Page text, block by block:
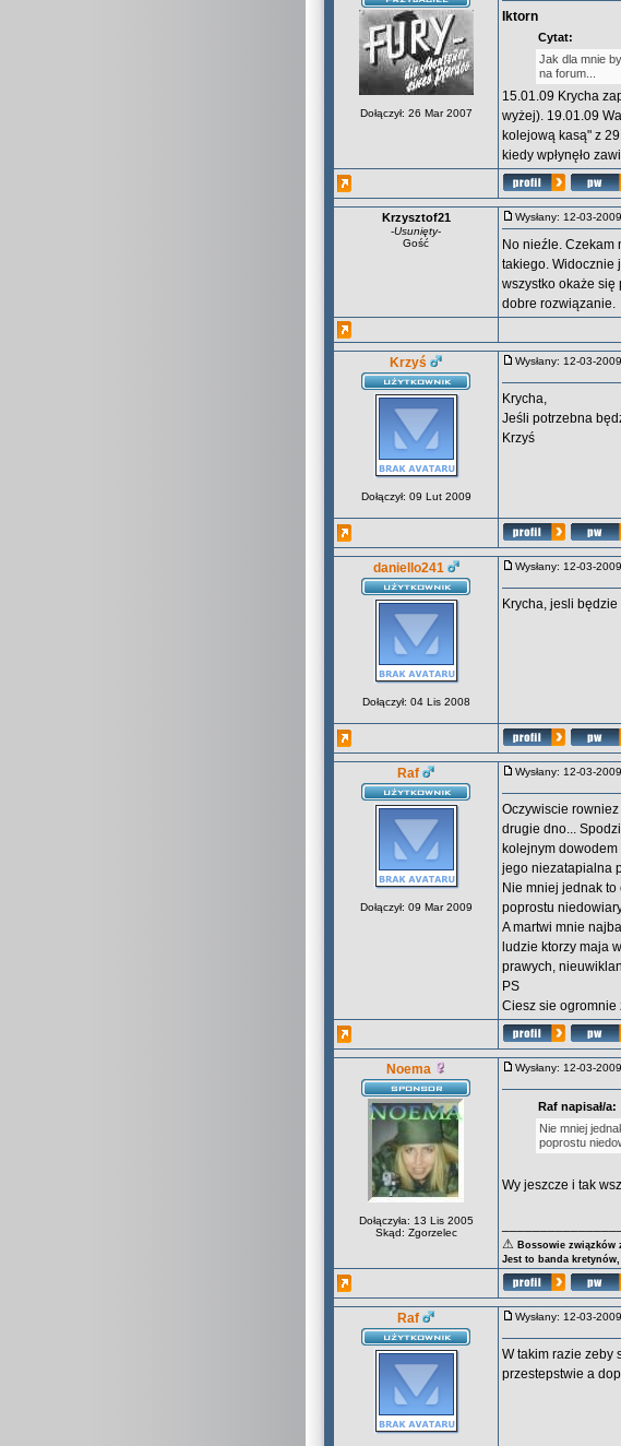
Dołączył: 26 Mar 2007
Iktorn
Cytat:
Jak dla mnie
na forum...
15.01.09 Krycha
wyżej). 19.01.09
kolejową kasą" z
kiedy wpłynęło
Krzysztof21
-Usunięty-
Gość
Wysłany: 12-03-
No nieźle. Czekam
takiego. Widocznie
wszystko okaże się
dobre rozwiązanie.
Krzyś
Dołączył: 09 Lut 2009
Wysłany: 12-03-
Krycha,
Jeśli potrzebna
Krzyś
daniello241
Dołączył: 04 Lis 2008
Wysłany: 12-03-
Krycha, jesli
Raf
Dołączył: 09 Mar 2009
Wysłany: 12-03-
Oczywiscie
drugie dno...
kolejnym
jego niezatapialna
Nie mniej jednak
poprostu
A martwi mnie
ludzie ktorzy maja
prawych,
PS
Ciesz sie ogromnie
Noema
Dołączyła: 13 Lis 2005
Skąd: Zgorzelec
Wysłany: 12-03-
Raf napisał/a:
Nie mniej
poprostu
Wy jeszcze i tak
⚠ Bossowie związków
Jest to banda
Raf Wysłany: 12-03-
W takim razie zeby
przestepstwie a